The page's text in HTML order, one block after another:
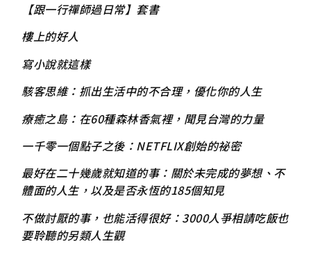
【跟一行禪師過日常】套書
樓上的好人
寫小說就這樣
駭客思維：抓出生活中的不合理，優化你的人生
療癒之島：在60種森林香氣裡，聞見台灣的力量
一千零一個點子之後：NETFLIX創始的祕密
最好在二十幾歲就知道的事：關於未完成的夢想、不
體面的人生，以及是否永恆的185個知見
不做討厭的事，也能活得很好：3000人爭相請吃飯也
要聆聽的另類人生觀